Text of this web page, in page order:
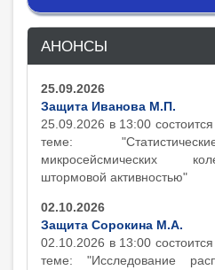
АНОНСЫ
25.09.2026
Защита Иванова М.П.
25.09.2026 в 13:00
теме:
микросейсмических
штормовой активностью"
02.10.2026
Защита Сорокина М.А.
02.10.2026 в 13:00
теме: "Исследование